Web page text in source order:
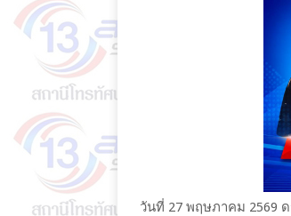
วันที่ 27 พฤษภาคม 2569